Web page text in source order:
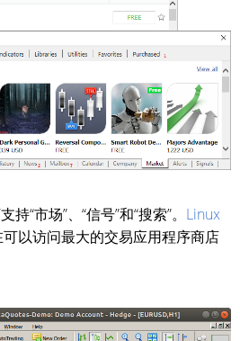
“市场”、“信号”和“搜索”。 Linux
以访问最大的交易应用程序商店